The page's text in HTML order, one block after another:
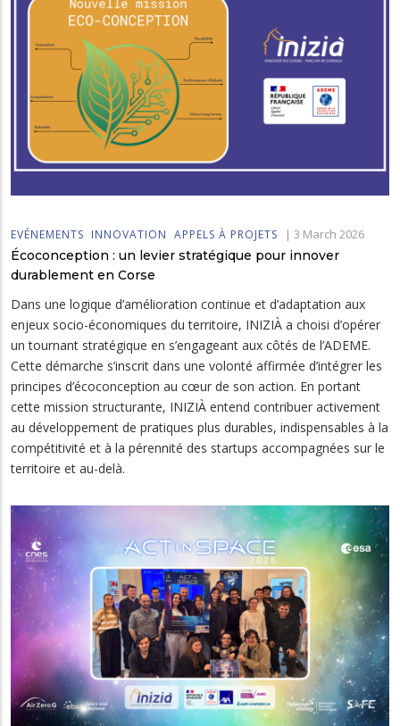
EVÉNEMENTS INNOVATION APPELS À PROJETS | 3 March 2026
Écoconception : un levier stratégique pour innover
durablement en Corse
Dans une logique d’amélioration continue et d’adaptation aux
enjeux socio-économiques du territoire, INIZIÀ a choisi d’opérer
un tournant stratégique en s’engageant aux côtés de l’ADEME.
Cette démarche s’inscrit dans une volonté affirmée d’intégrer les
principes d’écoconception au cœur de son action. En portant
cette mission structurante, INIZIÀ entend contribuer activement
au développement de pratiques plus durables, indispensables à la
compétitivité et à la pérennité des startups accompagnées sur le
territoire et au-delà.